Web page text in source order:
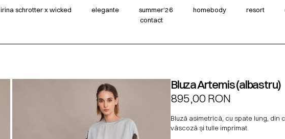
irina schrotter x wicked elegante summer‘26 homebody resort
contact
Bluza Artemis (albastru)
895,00RON
Bluză asimetrică, cu spate lung, din
vâscoză și tulle imprimat.